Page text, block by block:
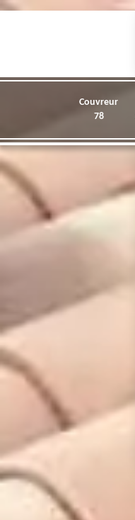
Couvreur
78